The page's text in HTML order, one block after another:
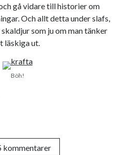
gå vidare till historier om
Och allt detta under slafs,
som ju om man tänker
ut.
Böh!
kommentarer